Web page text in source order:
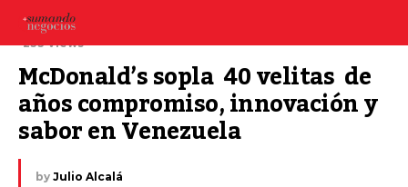
27 agosto, 2025
233 Views
McDonald’s sopla  40 velitas  de
años compromiso, innovación y
sabor en Venezuela
by Julio Alcalá